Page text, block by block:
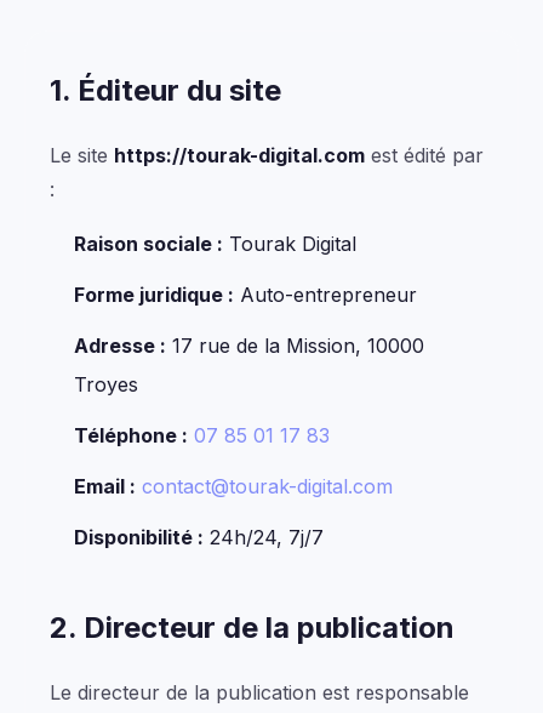
1. Éditeur du site
Le site https://tourak-digital.com est édité par
:
Raison sociale : Tourak Digital
Forme juridique : Auto-entrepreneur
Adresse : 17 rue de la Mission, 10000
Troyes
Téléphone : 07 85 01 17 83
Email : contact@tourak-digital.com
Disponibilité : 24h/24, 7j/7
2. Directeur de la publication
Le directeur de la publication est responsable